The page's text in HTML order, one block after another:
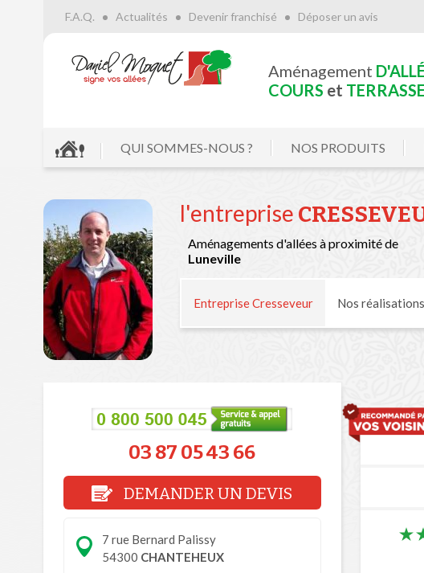
F.A.Q. Actualités Devenir franchisé Déposer un avis
Aménagement
COURS et
QUI SOMMES-NOUS ? NOS PRODUITS
l'entreprise
Aménagements d'allées à proximité de
Luneville
Entreprise Cresseveur Nos réalisations
03 87 05 43 66
DEMANDER UN DEVIS
7 rue Bernard Palissy
54300 CHANTEHEUX